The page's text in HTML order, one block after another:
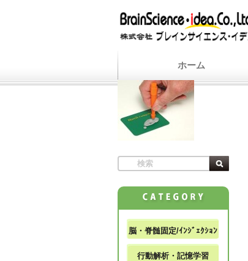
ホーム
脳・脊髄固定/ｲﾝｼﾞｪｸｼｮﾝ
行動解析・記憶学習